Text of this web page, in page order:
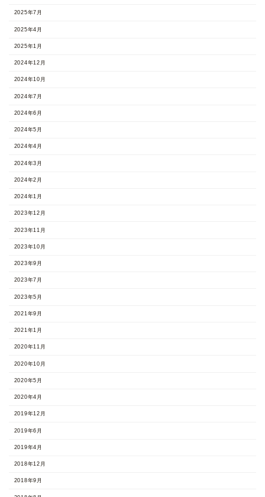
2025年7月
2025年4月
2025年1月
2024年12月
2024年10月
2024年7月
2024年6月
2024年5月
2024年4月
2024年3月
2024年2月
2024年1月
2023年12月
2023年11月
2023年10月
2023年9月
2023年7月
2023年5月
2021年9月
2021年1月
2020年11月
2020年10月
2020年5月
2020年4月
2019年12月
2019年6月
2019年4月
2018年12月
2018年9月